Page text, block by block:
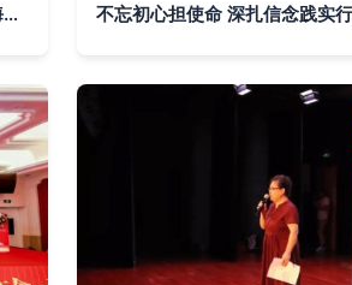
2024唱响两岸友好新篇章，第4届“彩云之约”海外台胞云南行启幕盛大开幕